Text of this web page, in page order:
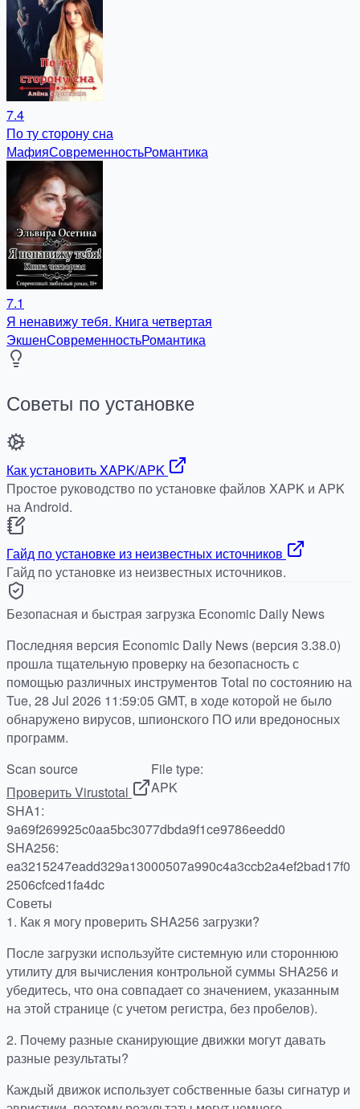
7.4
По ту сторону сна
МафияСовременностьРомантика
7.1
Я ненавижу тебя. Книга четвертая
ЭкшенСовременностьРомантика
Советы по установке
Как установить XAPK/APK
Простое руководство по установке файлов XAPK и APK
на Android.
Гайд по установке из неизвестных источников
Гайд по установке из неизвестных источников.
Безопасная и быстрая загрузка Economic Daily News
Последняя версия Economic Daily News (версия 3.38.0)
прошла тщательную проверку на безопасность с
помощью различных инструментов Total по состоянию на
Tue, 28 Jul 2026 11:59:05 GMT, в ходе которой не было
обнаружено вирусов, шпионского ПО или вредоносных
программ.
Scan source
Проверить Virustotal
File type:
APK
SHA1:
9a69f269925c0aa5bc3077dbda9f1ce9786eedd0
SHA256:
ea3215247eadd329a13000507a990c4a3ccb2a4ef2bad17f0
2506cfced1fa4dc
Советы
1. Как я могу проверить SHA256 загрузки?
После загрузки используйте системную или стороннюю
утилиту для вычисления контрольной суммы SHA256 и
убедитесь, что она совпадает со значением, указанным
на этой странице (с учетом регистра, без пробелов).
2. Почему разные сканирующие движки могут давать
разные результаты?
Каждый движок использует собственные базы сигнатур и